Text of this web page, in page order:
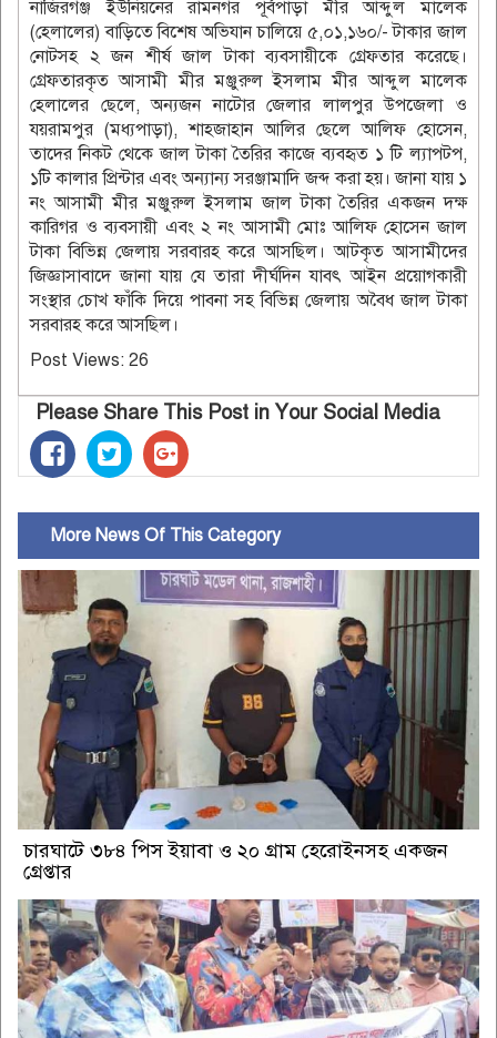
নাজিরগঞ্জ ইউনিয়নের রামনগর পূর্বপাড়া মীর আব্দুল মালেক
(হেলালের) বাড়িতে বিশেষ অভিযান চালিয়ে ৫,০১,১৬০/- টাকার জাল
নোটসহ ২ জন শীর্ষ জাল টাকা ব্যবসায়ীকে গ্রেফতার করেছে।
গ্রেফতারকৃত আসামী মীর মঞ্জুরুল ইসলাম মীর আব্দুল মালেক
হেলালের ছেলে, অন্যজন নাটোর জেলার লালপুর উপজেলা ও
যয়রামপুর (মধ্যপাড়া), শাহজাহান আলির ছেলে আলিফ হোসেন,
তাদের নিকট থেকে জাল টাকা তৈরির কাজে ব্যবহৃত ১ টি ল্যাপটপ,
১টি কালার প্রিন্টার এবং অন্যান্য সরঞ্জামাদি জব্দ করা হয়। জানা যায় ১
নং আসামী মীর মঞ্জুরুল ইসলাম জাল টাকা তৈরির একজন দক্ষ
কারিগর ও ব্যবসায়ী এবং ২ নং আসামী মোঃ আলিফ হোসেন জাল
টাকা বিভিন্ন জেলায় সরবারহ করে আসছিল। আটকৃত আসামীদের
জিজ্ঞাসাবাদে জানা যায় যে তারা দীর্ঘদিন যাবৎ আইন প্রয়োগকারী
সংস্থার চোখ ফাঁকি দিয়ে পাবনা সহ বিভিন্ন জেলায় অবৈধ জাল টাকা
সরবারহ করে আসছিল।
Post Views: 26
Please Share This Post in Your Social Media
More News Of This Category
চারঘাটে ৩৮৪ পিস ইয়াবা ও ২০ গ্রাম হেরোইনসহ একজন
গ্রেপ্তার